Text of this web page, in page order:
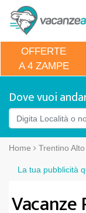
OFFERTE
A 4 ZAMPE
Dove vuoi
Home Trentino
La tua pubblicità